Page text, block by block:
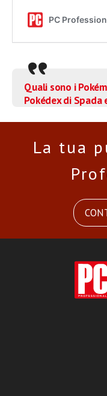
Quali sono i
Pokédex di Spada
La tua